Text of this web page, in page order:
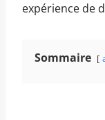
expérience de
Sommaire